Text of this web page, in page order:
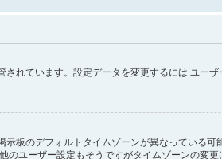
れています。設定データを変更するには ユー
板のデフォルトタイムゾーンが異なっている
のユーザー設定もそうですがタイムゾーンの変